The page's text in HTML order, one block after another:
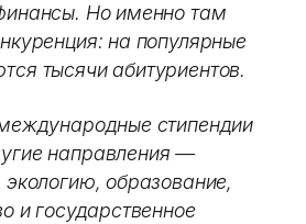
Но именно там
на популярные
тысячи абитуриентов.
стипендии
направления —
образование,
и государственное